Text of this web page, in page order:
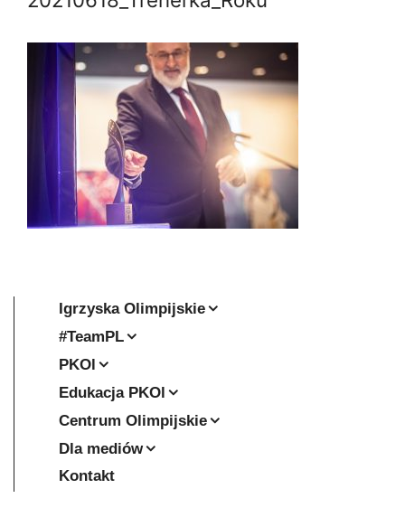
Igrzyska Olimpijskie
#TeamPL
PKOl
Edukacja PKOl
Centrum Olimpijskie
Dla mediów
Kontakt